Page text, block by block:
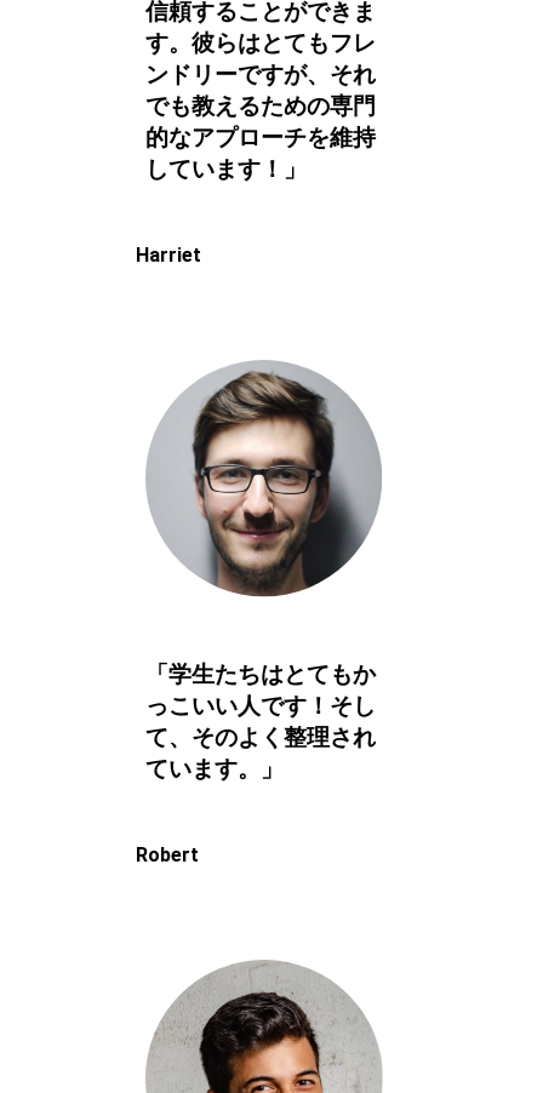
信頼することができま
す。彼らはとてもフレ
ンドリーですが、それ
でも教えるための専門
的なアプローチを維持
しています！」
Harriet
「学生たちはとてもか
っこいい人です！そし
て、そのよく整理され
ています。」
Robert